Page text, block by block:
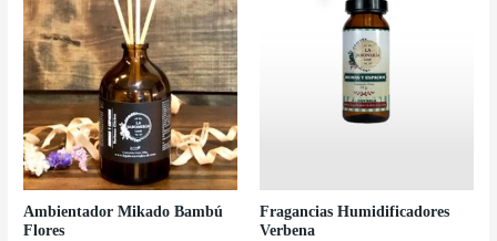
Ambientador Mikado Bambú
Flores
Fragancias Humidificadores
Verbena